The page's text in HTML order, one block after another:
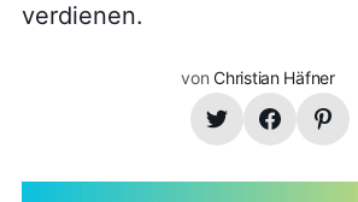
verdienen.
von Christian Häfner